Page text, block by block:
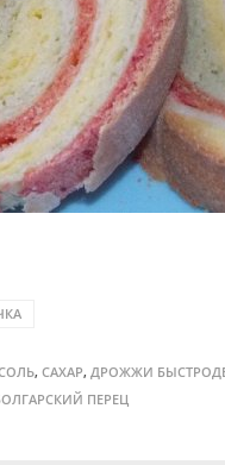
, САХАР, ДРОЖЖИ
ПЕРЕЦ